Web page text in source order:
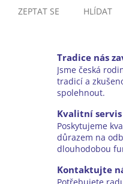
ZEPTAT SE HLÍDAT
Tradice nás
Jsme česká
tradicí a
spolehnout.
Kvalitní servis
Poskytujeme
důrazem na
dlouhodobou
Kontaktujte